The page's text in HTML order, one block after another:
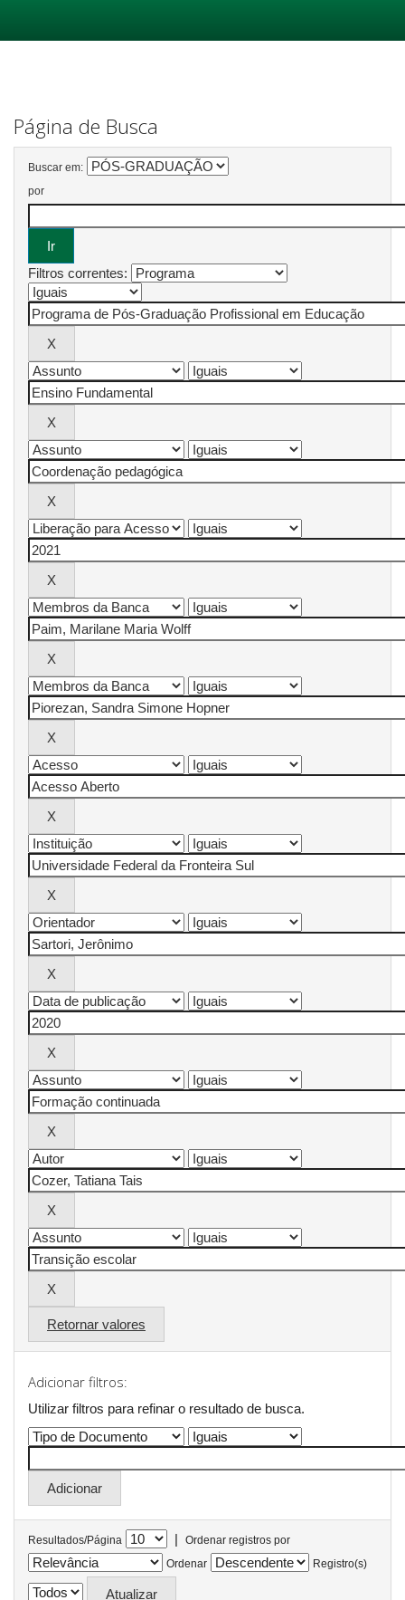
Página de Busca
Buscar em:
por
Filtros correntes:
Retornar valores
Adicionar filtros:
Utilizar filtros para refinar o resultado de busca.
Resultados/Página |
Ordenar registros por
Ordenar
Registro(s)